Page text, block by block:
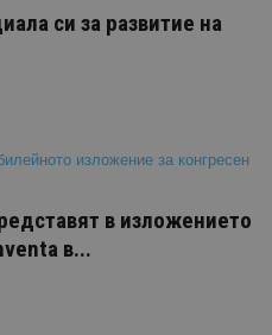
си за развитие на
в изложението
в...